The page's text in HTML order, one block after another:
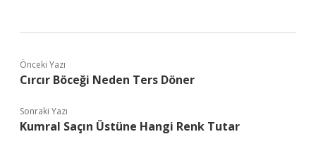
Önceki Yazı
Cırcır Böceği Neden Ters Döner
Sonraki Yazı
Kumral Saçın Üstüne Hangi Renk Tutar